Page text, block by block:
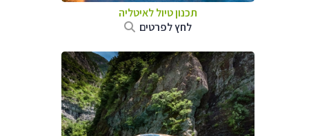
תכנון טיול לאיטליה
לחץ לפרטים